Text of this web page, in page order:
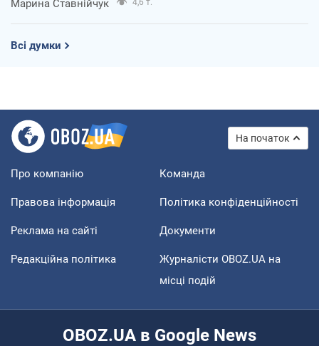
Марина Ставнійчук
Всі думки
На початок
Про компанію Команда
Правова інформація Політика конфіденційності
Реклама на сайті Документи
Редакційна політика
Журналісти OBOZ.UA на
місці подій
OBOZ.UA в Google News